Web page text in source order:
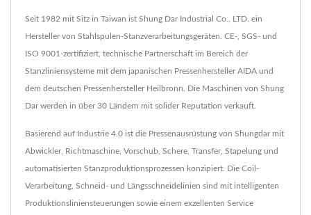
Seit 1982 mit Sitz in Taiwan ist Shung Dar Industrial Co., LTD. ein
Hersteller von Stahlspulen-Stanzverarbeitungsgeräten. CE-, SGS- und
ISO 9001-zertifiziert, technische Partnerschaft im Bereich der
Stanzliniensysteme mit dem japanischen Pressenhersteller AIDA und
dem deutschen Pressenhersteller Heilbronn. Die Maschinen von Shung
Dar werden in über 30 Ländern mit solider Reputation verkauft.
Basierend auf Industrie 4.0 ist die Pressenausrüstung von Shungdar mit
Abwickler, Richtmaschine, Vorschub, Schere, Transfer, Stapelung und
automatisierten Stanzproduktionsprozessen konzipiert. Die Coil-
Verarbeitung, Schneid- und Längsschneidelinien sind mit intelligenten
Produktionsliniensteuerungen sowie einem exzellenten Service